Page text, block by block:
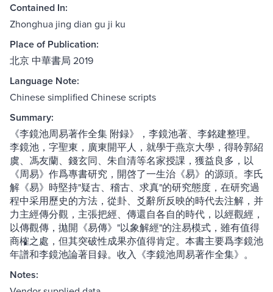
Contained In:
Zhonghua jing dian gu ji ku
Place of Publication:
北京 中華書局 2019
Language Note:
Chinese simplified Chinese scripts
Summary:
《李鏡池周易著作全集 附録》，李鏡池著、李銘建整理。
李鏡池，字聖東，廣東開平人，就學于燕京大學，得聆郭紹
虞、馮友蘭、錢玄同、朱自清等名家授課，獲益良多，以
《周易》作爲專書研究，開啓了一生治《易》的源頭。李氏
解《易》時堅持"疑古、稽古、求真"的研究態度，在研究過
程中采用歷史的方法，從卦、爻辭所反映的時代去注解，并
力主經傳分觀，主張把經、傳還自各自的時代，以經觀經，
以傳觀傳，拋開《易傳》"以象解經"的注易模式，雖有值得
商榷之處，但其突破性成果亦值得肯定。本書主要爲李鏡池
年譜和李鏡池論著目録。收入《李鏡池周易著作全集》。
Notes: